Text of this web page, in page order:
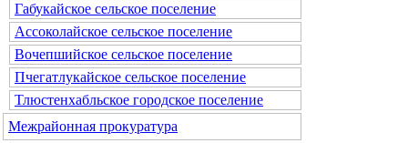
Габукайское сельское поселение
Ассоколайское сельское поселение
Вочепшийское сельское поселение
Пчегатлукайское сельское поселение
Тлюстенхабльское городское поселение
Межрайонная прокуратура